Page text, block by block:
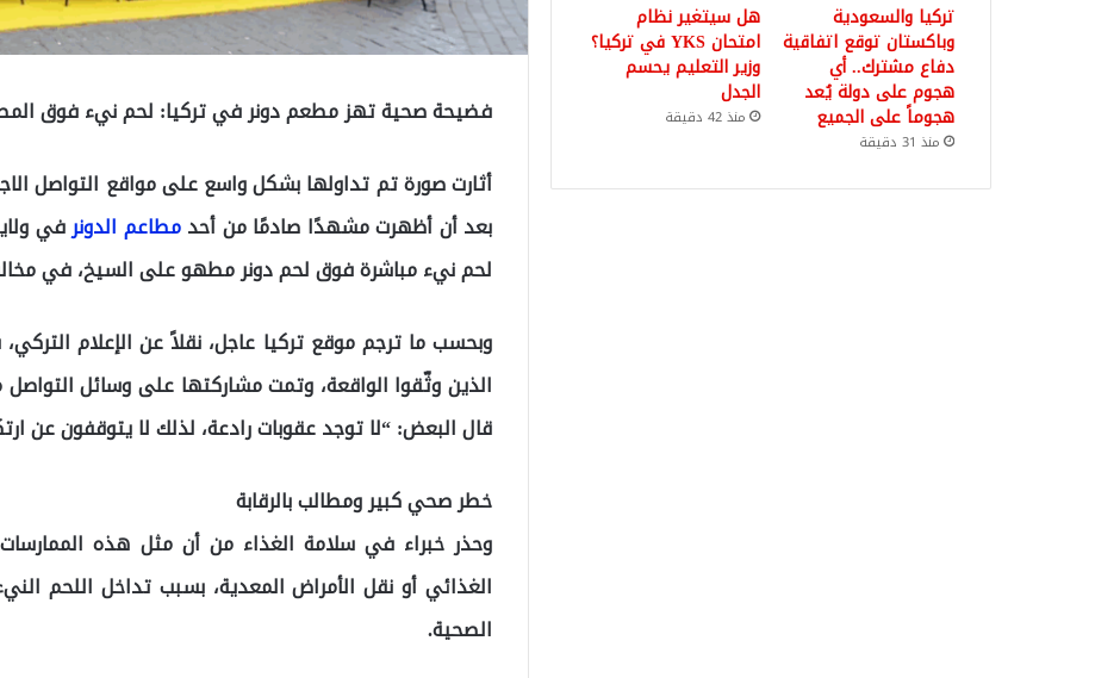
فضيحة صحية تهز مطعم دونر في تركيا: لحم نيء فوق
أثارت صورة تم تداولها بشكل واسع على مواقع التواصل
بعد أن أظهرت مشهدًا صادمًا من أحدمطاعم الدونرفي
لحم نيء مباشرة فوق لحم دونر مطهو على السيخ، في
وبحسب ما ترجم موقع تركيا عاجل، نقلاً عن الإعلام
الذين وثّقوا الواقعة، وتمت مشاركتها على وسائل
قال البعض: “لا توجد عقوبات رادعة، لذلك لا يتوقفون عن
خطر صحي كبير ومطالب بالرقابة
وحذر خبراء في سلامة الغذاء من أن مثل هذه
الغذائي أو نقل الأمراض المعدية، بسبب تداخل اللحم
الصحية.
تركيا والسعودية
وباكستان توقع اتفاقية
دفاع مشترك.. أي
هجوم على دولة يُعد
هجوماً على الجميع
منذ 31 دقيقة
هل سيتغير نظام
امتحان YKS في تركيا؟
وزير التعليم يحسم
الجدل
منذ 42 دقيقة